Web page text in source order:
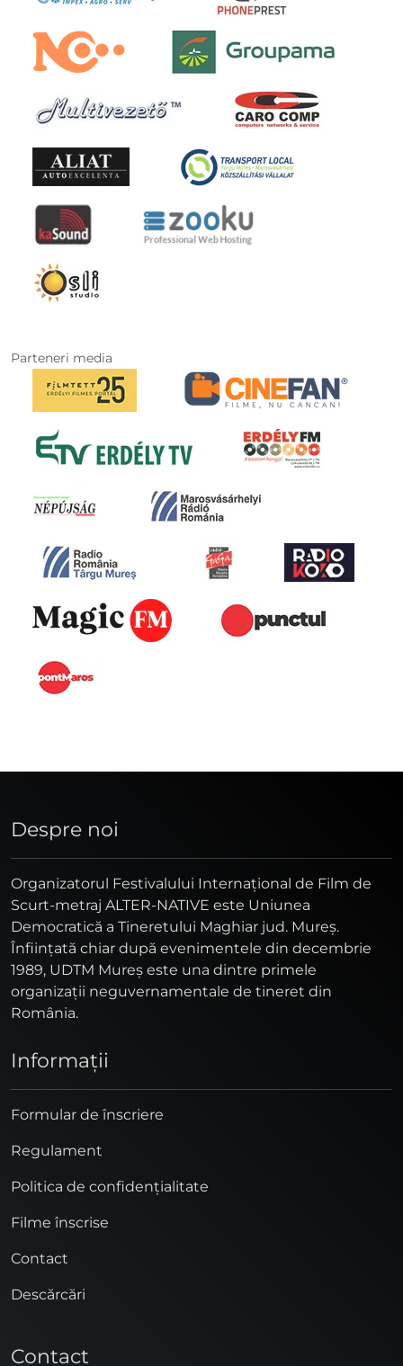
Parteneri media
Despre noi
Organizatorul Festivalului Internaţional de Film de
Scurt-metraj ALTER-NATIVE este Uniunea
Democratică a Tineretului Maghiar jud. Mureş.
Înfiinţată chiar după evenimentele din decembrie
1989, UDTM Mureş este una dintre primele
organizaţii neguvernamentale de tineret din
România.
Informaţii
Formular de înscriere
Regulament
Politica de confidențialitate
Filme înscrise
Contact
Descărcări
Contact